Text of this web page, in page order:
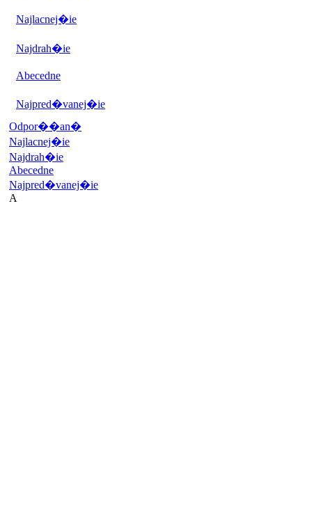
Najlacnej�ie
Najdrah�ie
Abecedne
Najpred�vanej�ie
Odpor��an�
Najlacnej�ie
Najdrah�ie
Abecedne
Najpred�vanej�ie
A